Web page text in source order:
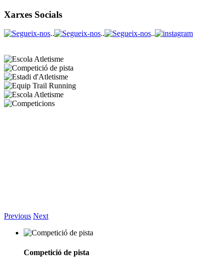
Xarxes Socials
.. .. ..
Previous Next
Competició de pista